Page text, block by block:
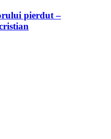
pierdut –